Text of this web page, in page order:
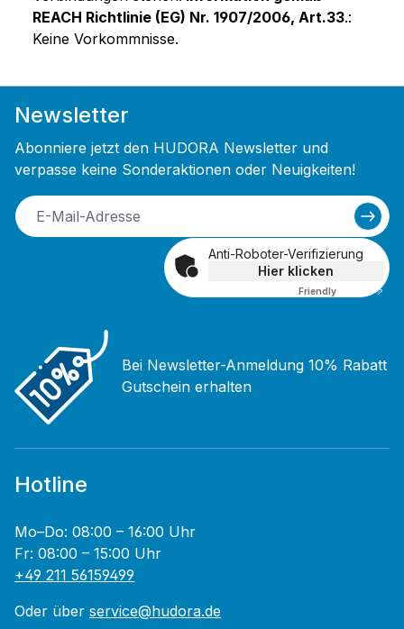
REACH Richtlinie (EG) Nr. 1907/2006, Art.33.:
Keine Vorkommnisse.
Newsletter
Abonniere jetzt den HUDORA Newsletter und
verpasse keine Sonderaktionen oder Neuigkeiten!
Anti-Roboter-Verifizierung
Hier klicken
Friendly Captcha ⇗
Bei Newsletter-Anmeldung 10% Rabatt
Gutschein erhalten
Hotline
Mo–Do: 08:00 – 16:00 Uhr
Fr: 08:00 – 15:00 Uhr
+49 211 56159499
Oder über service@hudora.de